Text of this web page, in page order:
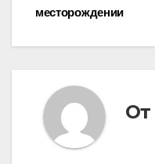
месторождении
От